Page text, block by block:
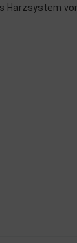
Harzsystem